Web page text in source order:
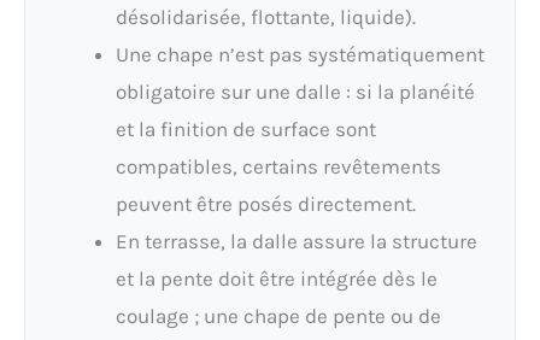
désolidarisée, flottante, liquide).
Une chape n’est pas systématiquement
obligatoire sur une dalle : si la planéité
et la finition de surface sont
compatibles, certains revêtements
peuvent être posés directement.
En terrasse, la dalle assure la structure
et la pente doit être intégrée dès le
coulage ; une chape de pente ou de